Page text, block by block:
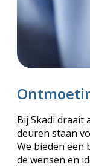
Bij Skadi draait
deuren staan
We bieden een
de wensen en